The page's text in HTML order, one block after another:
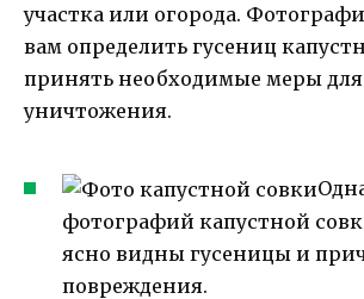
участка или огорода.
вам определить гусениц
принять необходимые меры
уничтожения.
фотографий капустной
ясно видны гусеницы и
повреждения.